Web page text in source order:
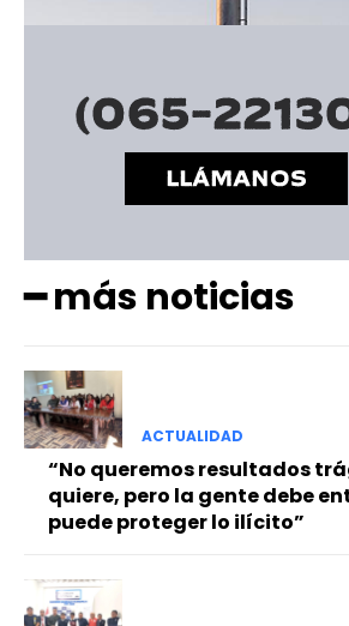
━ más noticias
ACTUALIDAD
“No queremos resultados
quiere, pero la gente debe
puede proteger lo ilícito”